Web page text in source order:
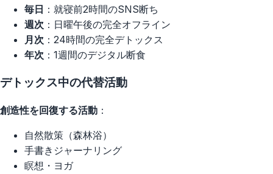
毎日 ：就寝前2時間のSNS断ち
週次 ：日曜午後の完全オフライン
月次 ：24時間の完全デトックス
年次 ：1週間のデジタル断食
デトックス中の代替活動
創造性を回復する活動 ：
自然散策（森林浴）
手書きジャーナリング
瞑想・ヨガ